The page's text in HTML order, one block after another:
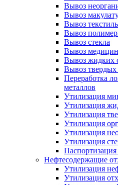
Вывоз
Вывоз
Вывоз
Вывоз
Вывоз стекла
Вывоз
Вывоз жидких
Вывоз твердых
Переработка
металлов
Утилизация
Утилизация
Утилизация
Утилизация
Утилизация
Утилизация
Паспортизация
Нефтесодержащие
Утилизация
Утилизация